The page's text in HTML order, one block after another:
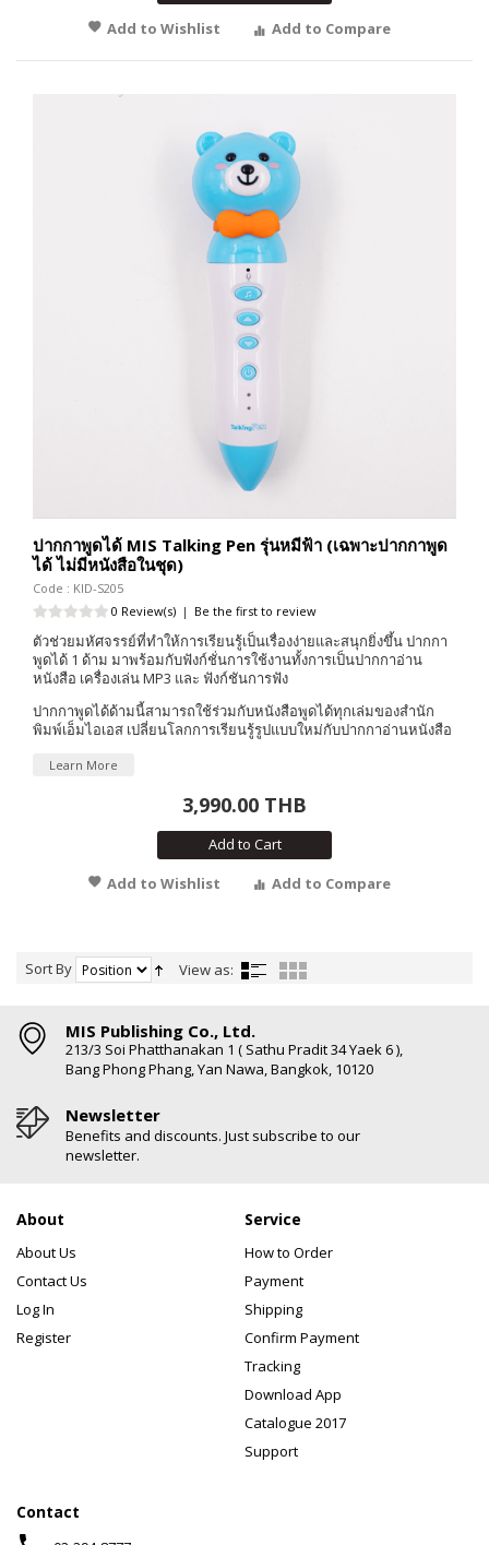
Add to Wishlist
Add to Compare
ปากกาพูดได้ MIS Talking Pen รุ่นหมีฟ้า (เฉพาะปากกาพูด
ได้ ไม่มีหนังสือในชุด)
Code : KID-S205
0 Review(s) | Be the first to review
ตัวช่วยมหัศจรรย์ที่ทำให้การเรียนรู้เป็นเรื่องง่ายและสนุกยิ่งขึ้น ปากกา
พูดได้ 1 ด้าม มาพร้อมกับฟังก์ชั่นการใช้งานทั้งการเป็นปากกาอ่าน
หนังสือ เครื่องเล่น MP3 และ ฟังก์ชันการฟัง
ปากกาพูดได้ด้ามนี้สามารถใช้ร่วมกับหนังสือพูดได้ทุกเล่มของสำนัก
พิมพ์เอ็มไอเอส เปลี่ยนโลกการเรียนรู้รูปแบบใหม่กับปากกาอ่านหนังสือ
Learn More
3,990.00 THB
Add to Cart
Add to Wishlist
Add to Compare
Sort By View as:
MIS Publishing Co., Ltd.
213/3 Soi Phatthanakan 1 ( Sathu Pradit 34 Yaek 6 ),
Bang Phong Phang, Yan Nawa, Bangkok, 10120
Newsletter
Benefits and discounts. Just subscribe to our
newsletter.
About
About Us
Contact Us
Log In
Register
Service
How to Order
Payment
Shipping
Confirm Payment
Tracking
Download App
Catalogue 2017
Support
Contact